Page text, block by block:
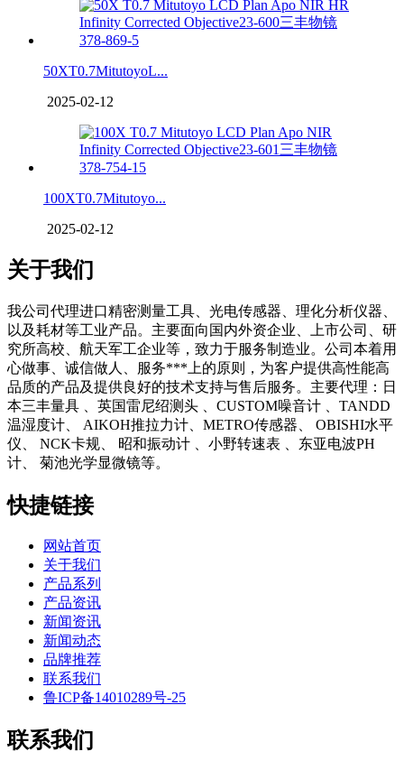
50XT0.7MitutoyoL...
2025-02-12
100XT0.7Mitutoyo...
2025-02-12
关于我们
我公司代理进口精密测量工具、光电传感器、理化分析仪器、
以及耗材等工业产品。主要面向国内外资企业、上市公司、研
究所高校、航天军工企业等，致力于服务制造业。公司本着用
心做事、诚信做人、服务***上的原则，为客户提供高性能高
品质的产品及提供良好的技术支持与售后服务。主要代理：日
本三丰量具 、英国雷尼绍测头 、CUSTOM噪音计 、TANDD
温湿度计、 AIKOH推拉力计、METRO传感器、 OBISHI水平
仪、 NCK卡规、 昭和振动计 、小野转速表 、东亚电波PH
计、 菊池光学显微镜等。
快捷链接
网站首页
关于我们
产品系列
产品资讯
新闻资讯
新闻动态
品牌推荐
联系我们
鲁ICP备14010289号-25
联系我们